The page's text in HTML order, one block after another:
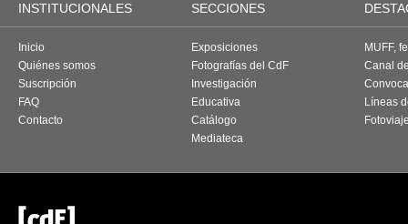
INSTITUCIONALES SECCIONES
Inicio
Quiénes somos
Suscripción
FAQ
Contacto
Exposiciones
Fotografías del CdF
Investigación
Educativa
Catálogo
Mediateca
MUFF,
Canal
Líneas